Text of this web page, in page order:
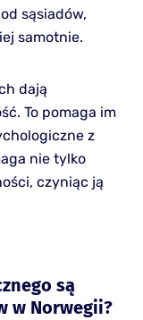
sąsiadów,
samotnie.
dają
To pomaga im
z
nie tylko
czyniąc ją
są
w Norwegii?